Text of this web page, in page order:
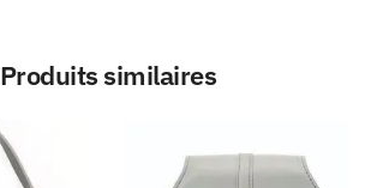
Produits similaires